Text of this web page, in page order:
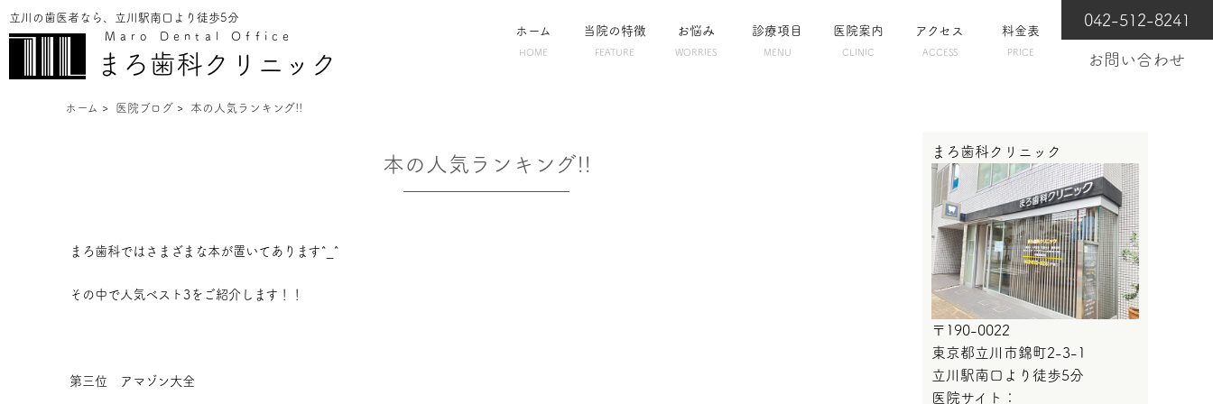
立川の歯医者なら、立川駅南口より徒歩5分
Maro Dental Office
まろ歯科クリニック
ホーム
HOME
当院の特徴
FEATURE
お悩み
WORRIES
診療項目
MENU
医院案内
CLINIC
アクセス
ACCESS
料金表
PRICE
042-512-8241
お問い合わせ
ホーム > 医院ブログ > 本の人気ランキング!!
本の人気ランキング!!
まろ歯科ではさまざまな本が置いてあります^_^
その中で人気ベスト3をご紹介します！！
第三位 アマゾン大全
まろ歯科クリニック
〒190-0022
東京都立川市錦町2-3-1
立川駅南口より徒歩5分
医院サイト：